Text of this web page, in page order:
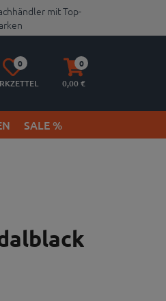
mit Top-
Merkzettel
aufklappen
0
Warenkorb
aufklappen
0
0,00 €
SALE %